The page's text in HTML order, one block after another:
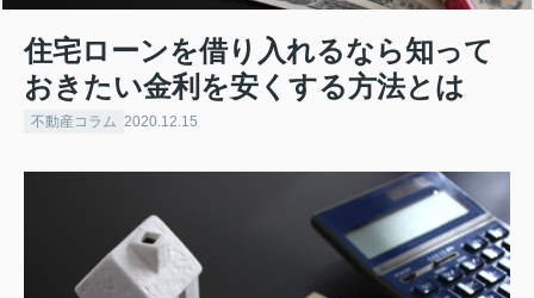
住宅ローンを借り入れるなら知って
おきたい金利を安くする方法とは
不動産コラム 2020.12.15